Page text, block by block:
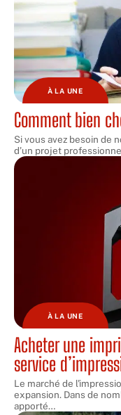
À LA UNE
Comment bien
Si vous avez besoin de
d’un projet
À LA UNE
Acheter une
service
Le marché de
expansion. Dans de
apporté…